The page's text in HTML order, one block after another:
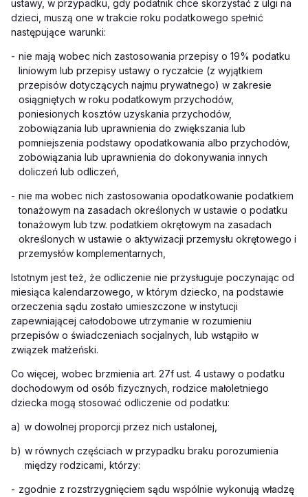
ustawy, w przypadku, gdy podatnik chce skorzystać z ulgi na
dzieci, muszą one w trakcie roku podatkowego spełnić
następujące warunki:
- nie mają wobec nich zastosowania przepisy o 19% podatku
liniowym lub przepisy ustawy o ryczałcie (z wyjątkiem
przepisów dotyczących najmu prywatnego) w zakresie
osiągniętych w roku podatkowym przychodów,
poniesionych kosztów uzyskania przychodów,
zobowiązania lub uprawnienia do zwiększania lub
pomniejszenia podstawy opodatkowania albo przychodów,
zobowiązania lub uprawnienia do dokonywania innych
doliczeń lub odliczeń,
- nie ma wobec nich zastosowania opodatkowanie podatkiem
tonażowym na zasadach określonych w ustawie o podatku
tonażowym lub tzw. podatkiem okrętowym na zasadach
określonych w ustawie o aktywizacji przemysłu okrętowego i
przemysłów komplementarnych,
Istotnym jest też, że odliczenie nie przysługuje poczynając od
miesiąca kalendarzowego, w którym dziecko, na podstawie
orzeczenia sądu zostało umieszczone w instytucji
zapewniającej całodobowe utrzymanie w rozumieniu
przepisów o świadczeniach socjalnych, lub wstąpiło w
związek małżeński.
Co więcej, wobec brzmienia art. 27f ust. 4 ustawy o podatku
dochodowym od osób fizycznych, rodzice małoletniego
dziecka mogą stosować odliczenie od podatku:
a) w dowolnej proporcji przez nich ustalonej,
b) w równych częściach w przypadku braku porozumienia
między rodzicami, którzy:
- zgodnie z rozstrzygnięciem sądu wspólnie wykonują władzę